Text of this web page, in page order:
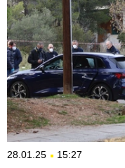
28.01.25 15:27